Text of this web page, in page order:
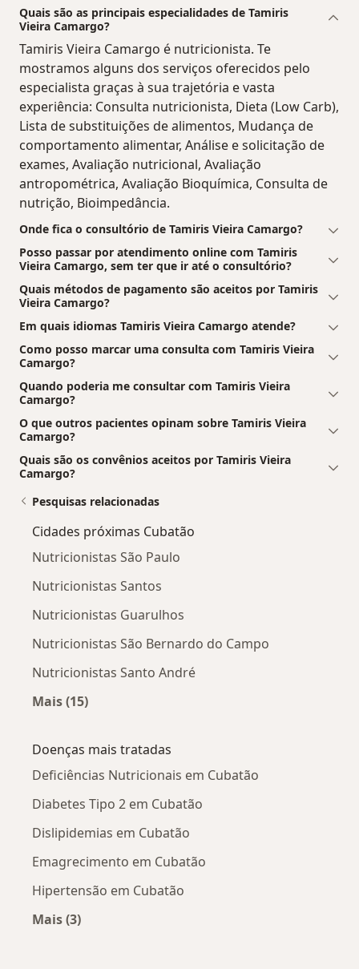
Quais são as principais especialidades de Tamiris
Vieira Camargo?
Tamiris Vieira Camargo é nutricionista. Te
mostramos alguns dos serviços oferecidos pelo
especialista graças à sua trajetória e vasta
experiência: Consulta nutricionista, Dieta (Low Carb),
Lista de substituições de alimentos, Mudança de
comportamento alimentar, Análise e solicitação de
exames, Avaliação nutricional, Avaliação
antropométrica, Avaliação Bioquímica, Consulta de
nutrição, Bioimpedância.
Onde fica o consultório de Tamiris Vieira Camargo?
Posso passar por atendimento online com Tamiris
Vieira Camargo, sem ter que ir até o consultório?
Quais métodos de pagamento são aceitos por Tamiris
Vieira Camargo?
Em quais idiomas Tamiris Vieira Camargo atende?
Como posso marcar uma consulta com Tamiris Vieira
Camargo?
Quando poderia me consultar com Tamiris Vieira
Camargo?
O que outros pacientes opinam sobre Tamiris Vieira
Camargo?
Quais são os convênios aceitos por Tamiris Vieira
Camargo?
Pesquisas relacionadas
Cidades próximas Cubatão
Nutricionistas São Paulo
Nutricionistas Santos
Nutricionistas Guarulhos
Nutricionistas São Bernardo do Campo
Nutricionistas Santo André
Mais (15)
Doenças mais tratadas
Deficiências Nutricionais em Cubatão
Diabetes Tipo 2 em Cubatão
Dislipidemias em Cubatão
Emagrecimento em Cubatão
Hipertensão em Cubatão
Mais (3)